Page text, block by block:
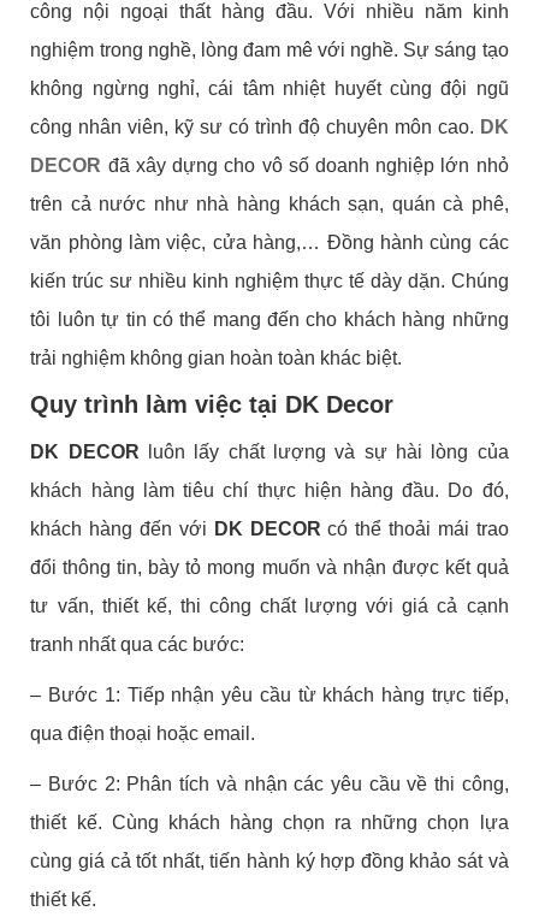
công nội ngoại thất hàng đầu. Với nhiều năm kinh
nghiệm trong nghề, lòng đam mê với nghề. Sự sáng tạo
không ngừng nghỉ, cái tâm nhiệt huyết cùng đội ngũ
công nhân viên, kỹ sư có trình độ chuyên môn cao. DK
DECOR đã xây dựng cho vô số doanh nghiệp lớn nhỏ
trên cả nước như nhà hàng khách sạn, quán cà phê,
văn phòng làm việc, cửa hàng,… Đồng hành cùng các
kiến trúc sư nhiều kinh nghiệm thực tế dày dặn. Chúng
tôi luôn tự tin có thể mang đến cho khách hàng những
trải nghiệm không gian hoàn toàn khác biệt.
Quy trình làm việc tại DK Decor
DK DECOR luôn lấy chất lượng và sự hài lòng của
khách hàng làm tiêu chí thực hiện hàng đầu. Do đó,
khách hàng đến với DK DECOR có thể thoải mái trao
đổi thông tin, bày tỏ mong muốn và nhận được kết quả
tư vấn, thiết kế, thi công chất lượng với giá cả cạnh
tranh nhất qua các bước:
– Bước 1: Tiếp nhận yêu cầu từ khách hàng trực tiếp,
qua điện thoại hoặc email.
– Bước 2: Phân tích và nhận các yêu cầu về thi công,
thiết kế. Cùng khách hàng chọn ra những chọn lựa
cùng giá cả tốt nhất, tiến hành ký hợp đồng khảo sát và
thiết kế.